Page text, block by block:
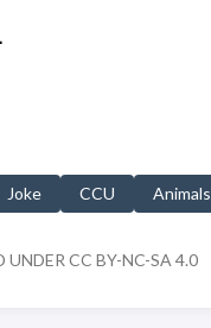
Joke CCU Animals
UNDER CC BY-NC-SA 4.0